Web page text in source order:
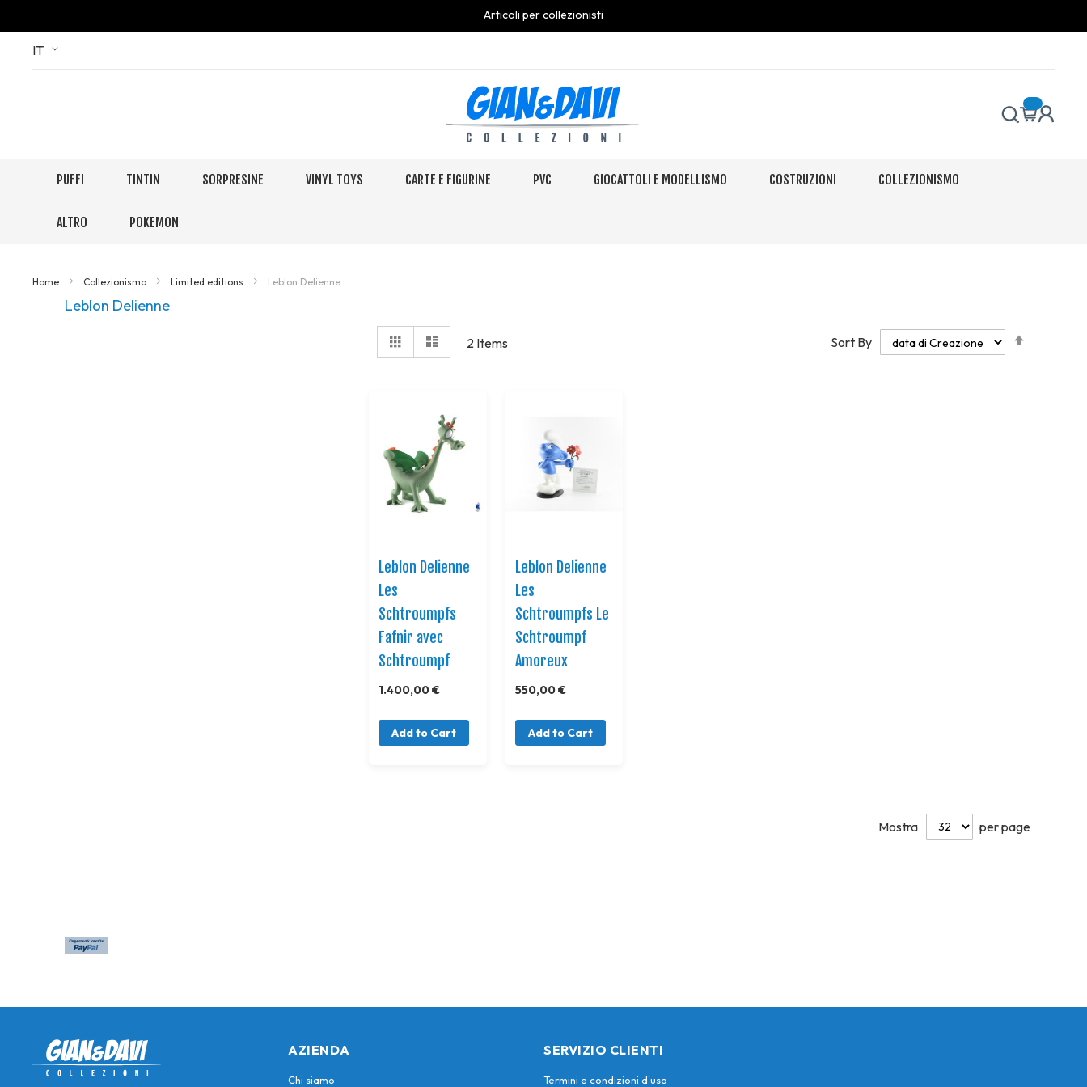
Articoli per collezionisti
Skip
Language
IT
PUFFI TINTIN SORPRESINE VINYL TOYS CARTE E FIGURINE PVC GIOCATTOLI E MODELLISMO COSTRUZIONI COLLEZIONISMO
ALTRO POKEMON
Home Collezionismo Limited editions Leblon Delienne
Leblon Delienne
View
as
Grid Elenco
2 Items Sort By
Leblon Delienne
Les
Schtroumpfs
Fafnir avec
Schtroumpf
1.400,00 €
Add to Cart
Leblon Delienne
Les
Schtroumpfs Le
Schtroumpf
Amoreux
550,00 €
Add to Cart
Mostra per page
AZIENDA
Chi siamo
SERVIZIO CLIENTI
Termini e condizioni d'uso